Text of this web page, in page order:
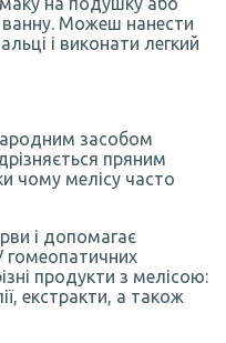
Можеш нанести
і виконати легкий
засобом
пряним
чому мелісу часто
і допомагає
гомеопатичних
продукти з мелісою:
екстракти, а також